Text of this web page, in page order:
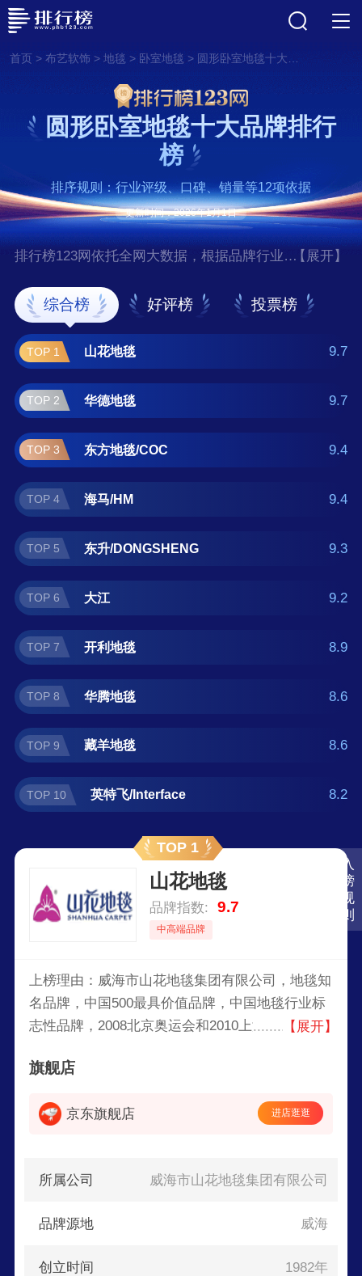
首页> 布艺软饰 > 地毯 > 卧室地毯 > 圆形卧室地毯十大品牌排行榜
入
榜
规
则
圆形卧室地毯十大品牌排行
榜
排序规则：行业评级、口碑、销量等12项依据
更新时间：2026年1月1日
排行榜123网依托全网大数据，根据品牌行业评
形卧室地毯十大品牌排行榜，前十名分别是山
花地毯、华德地毯、东方地毯/COC、海
马/HM、东升/DONGSHENG、大江、开利地
毯、华腾地毯、藏羊地毯、英特飞/Interface 。
如果您正在查找圆形卧室地毯什么牌子好？那
么本圆形卧室地毯十大品牌榜单可供您作为选
购参考，我们致力于用最真实的数据提供圆形
卧室地毯品牌推荐，让您选得放心。(榜单每月
更新一次)
【展开】
综合榜 好评榜 投票榜
TOP 1 山花地毯 9.7
TOP 2 华德地毯 9.7
TOP 3 东方地毯/COC 9.4
TOP 4 海马/HM 9.4
TOP 5 东升/DONGSHENG 9.3
TOP 6 大江 9.2
TOP 7 开利地毯 8.9
TOP 8 华腾地毯 8.6
TOP 9 藏羊地毯 8.6
TOP 10 英特飞/Interface 8.2
TOP 1
山花地毯
品牌指数: 9.7
中高端品牌
上榜理由：威海市山花地毯集团有限公司，地毯知
名品牌，中国500最具价值品牌，中国地毯行业标
志性品牌，2008北京奥运会和2010上海世博会专
生产实力的综合性专业地毯制造商之一。
【展开】
旗舰店
京东旗舰店 进店逛逛
所属公司 威海市山花地毯集团有限公司
品牌源地 威海
创立时间 1982年